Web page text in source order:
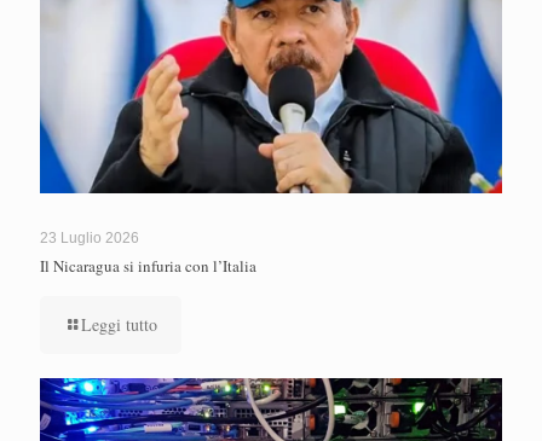
23 Luglio 2026
Il Nicaragua si infuria con l’Italia
Leggi tutto